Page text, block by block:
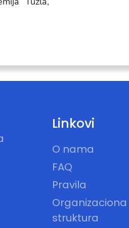
Linkovi
O nama
FAQ
Pravila
Organizaciona
struktura